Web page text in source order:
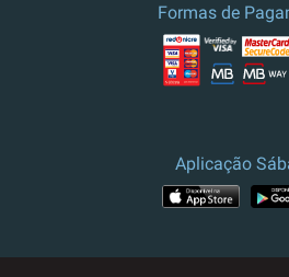
Formas de
Aplicação